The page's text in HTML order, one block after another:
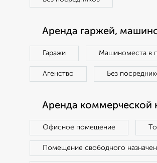
Аренда гаржей,
Гаражи Машиноместа в
Агенство Без
Аренда коммерческой
Офисное помещение
Помещение свободного